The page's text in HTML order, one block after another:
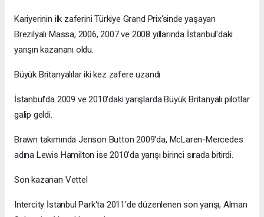
Kariyerinin ilk zaferini Türkiye Grand Prix'sinde yaşayan
Brezilyalı Massa, 2006, 2007 ve 2008 yıllarında İstanbul'daki
yarışın kazananı oldu.
Büyük Britanyalılar iki kez zafere uzandı
İstanbul'da 2009 ve 2010'daki yarışlarda Büyük Britanyalı pilotlar
galip geldi.
Brawn takımında Jenson Button 2009'da, McLaren-Mercedes
adına Lewis Hamilton ise 2010'da yarışı birinci sırada bitirdi.
Son kazanan Vettel
Intercity İstanbul Park'ta 2011'de düzenlenen son yarışı, Alman